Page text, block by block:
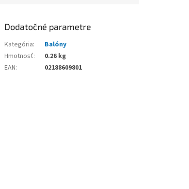
Dodatočné parametre
Kategória:
Balóny
Hmotnosť:
0.26 kg
EAN: 02188609801